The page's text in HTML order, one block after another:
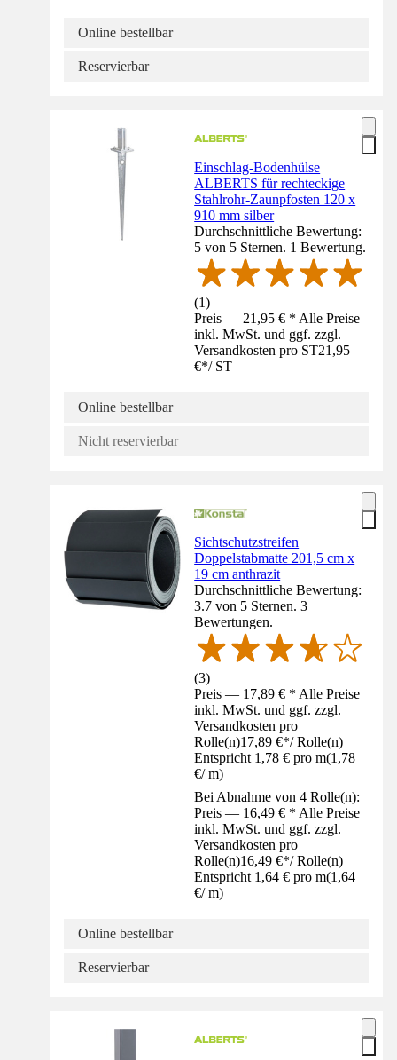
Online bestellbar
Reservierbar
Einschlag-Bodenhülse
ALBERTS für rechteckige
Stahlrohr-Zaunpfosten 120 x
910 mm silber
Durchschnittliche Bewertung:
5 von 5 Sternen. 1 Bewertung.
(1)
Preis — 21,95 € * Alle Preise
inkl. MwSt. und ggf. zzgl.
Versandkosten pro ST21,95
€*/ ST
Online bestellbar
Nicht reservierbar
Sichtschutzstreifen
Doppelstabmatte 201,5 cm x
19 cm anthrazit
Durchschnittliche Bewertung:
3.7 von 5 Sternen. 3
Bewertungen.
(3)
Preis — 17,89 € * Alle Preise
inkl. MwSt. und ggf. zzgl.
Versandkosten pro
Rolle(n)17,89 €*/ Rolle(n)
Entspricht 1,78 € pro m(1,78
€/ m)
Bei Abnahme von 4 Rolle(n):
Preis — 16,49 € * Alle Preise
inkl. MwSt. und ggf. zzgl.
Versandkosten pro
Rolle(n)16,49 €*/ Rolle(n)
Entspricht 1,64 € pro m(1,64
€/ m)
Online bestellbar
Reservierbar